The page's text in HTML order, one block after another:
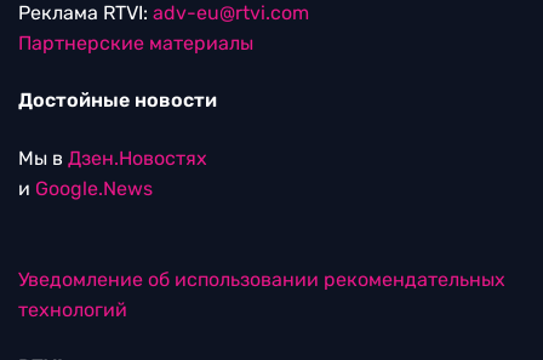
Реклама RTVI: adv-eu@rtvi.com
Партнерские материалы
Достойные новости
Мы в Дзен.Новостях
и Google.News
Уведомление об использовании рекомендательных
технологий